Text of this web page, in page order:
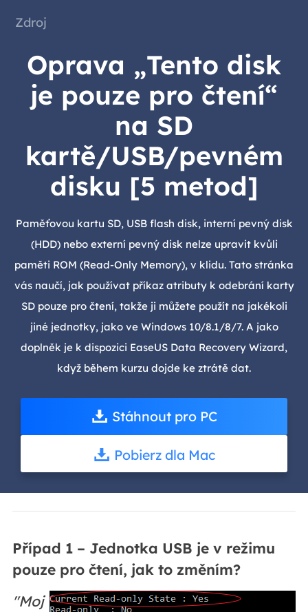
Zdroj
Oprava „Tento disk
je pouze pro čtení“
na SD
kartě/USB/pevném
disku [5 metod]
Paměťovou kartu SD, USB flash disk, interní pevný disk
(HDD) nebo externí pevný disk nelze upravit kvůli
paměti ROM (Read-Only Memory), v klidu. Tato stránka
vás naučí, jak používat příkaz atributy k odebrání karty
SD pouze pro čtení, takže ji můžete použít na jakékoli
jiné jednotky, jako ve Windows 10/8.1/8/7. A jako
doplněk je k dispozici EaseUS Data Recovery Wizard,
když během kurzu dojde ke ztrátě dat.
Stáhnout pro PC
Pobierz dla Mac
Případ 1 – Jednotka USB je v režimu
pouze pro čtení, jak to změním?
"Moj